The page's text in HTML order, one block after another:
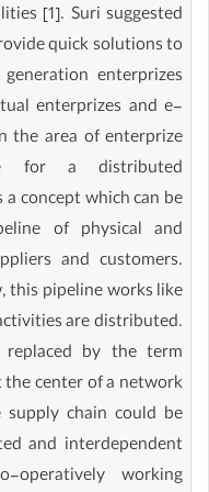
[1]. Suri suggested
quick solutions to
enterprizes
enterprizes and e-
the area of enterprize
for a distributed
concept which can be
of physical and
and customers.
this pipeline works like
are distributed.
replaced by the term
the center of a network
chain could be
and interdependent
operatively working